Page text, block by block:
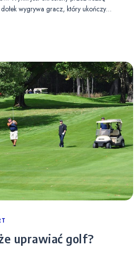
wygrywa gracz, który ukończy…
uprawiać golf?